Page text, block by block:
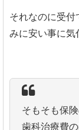
それなのに受
みに安い事に気
そもそも保
歯科治療費